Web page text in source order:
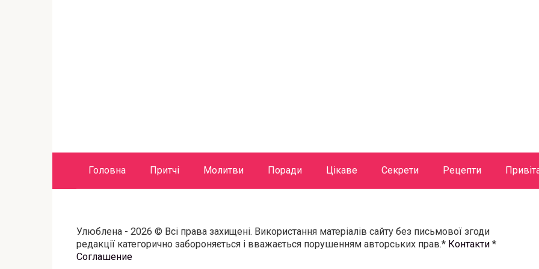
Головна Притчі Молитви Поради Цікаве Секрети Рецепти
Улюблена - 2026 © Всі права захищені. Використання матеріалів сайту без письмової згоди
редакції категорично забороняється і вважається порушенням авторських прав.* Контакти *
Соглашение